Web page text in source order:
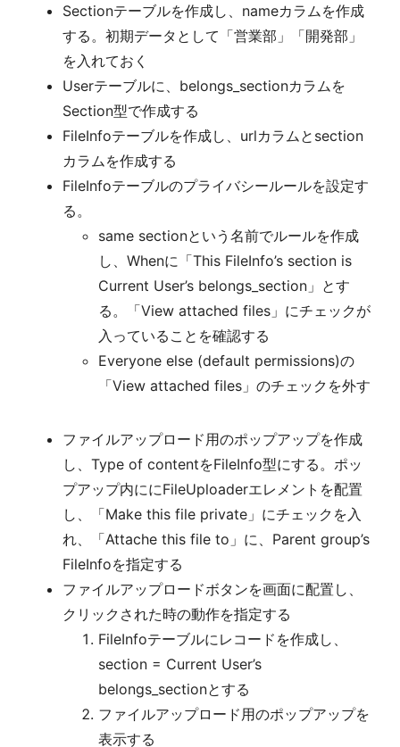
Sectionテーブルを作成し、nameカラムを作成
する。初期データとして「営業部」「開発部」
を入れておく
Userテーブルに、belongs_sectionカラムを
Section型で作成する
FileInfoテーブルを作成し、urlカラムとsection
カラムを作成する
FileInfoテーブルのプライバシールールを設定す
る。
same sectionという名前でルールを作成
し、Whenに「This FileInfo’s section is
Current User’s belongs_section」とす
る。「View attached files」にチェックが
入っていることを確認する
Everyone else (default permissions)の
「View attached files」のチェックを外す
ファイルアップロード用のポップアップを作成
し、Type of contentをFileInfo型にする。ポッ
プアップ内ににFileUploaderエレメントを配置
し、「Make this file private」にチェックを入
れ、「Attache this file to」に、Parent group’s
FileInfoを指定する
ファイルアップロードボタンを画面に配置し、
クリックされた時の動作を指定する
FileInfoテーブルにレコードを作成し、
section = Current User’s
belongs_sectionとする
ファイルアップロード用のポップアップを
表示する